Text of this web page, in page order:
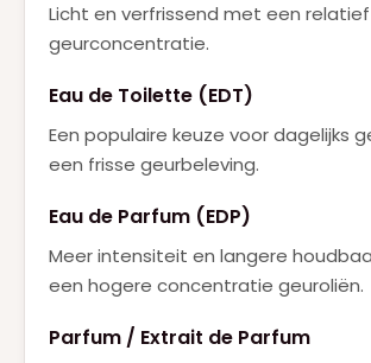
Licht en verfrissend met een
geurconcentratie.
Eau de Toilette (EDT)
Een populaire keuze voor dagelijks
een frisse geurbeleving.
Eau de Parfum (EDP)
Meer intensiteit en langere
een hogere concentratie geuroliën.
Parfum / Extrait de Parfum